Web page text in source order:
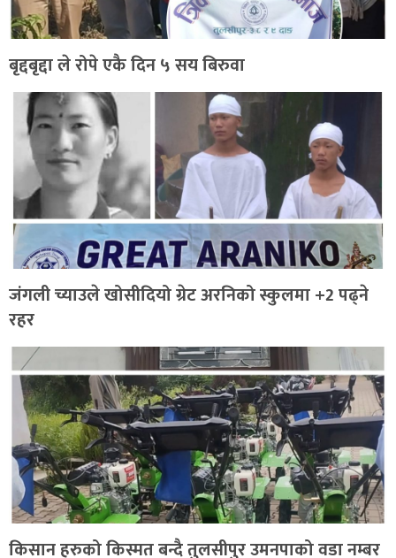
बृद्दबृद्दा ले रोपे एकै दिन ५ सय बिरुवा
जंगली च्याउले खोसीदियो ग्रेट अरनिको स्कुलमा +2 पढ्ने
रहर
किसान हरुको किस्मत बन्दै तुलसीपुर उमनपाको वडा नम्बर